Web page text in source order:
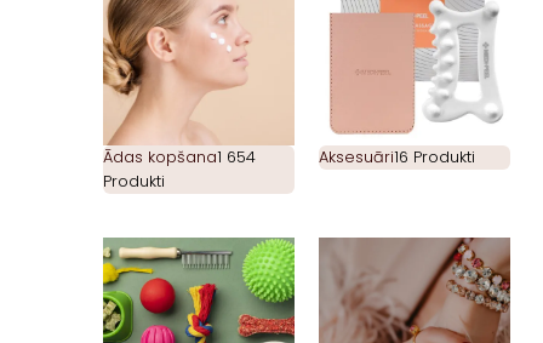
Ādas kopšana1 654
Produkti
Aksesuāri16 Produkti